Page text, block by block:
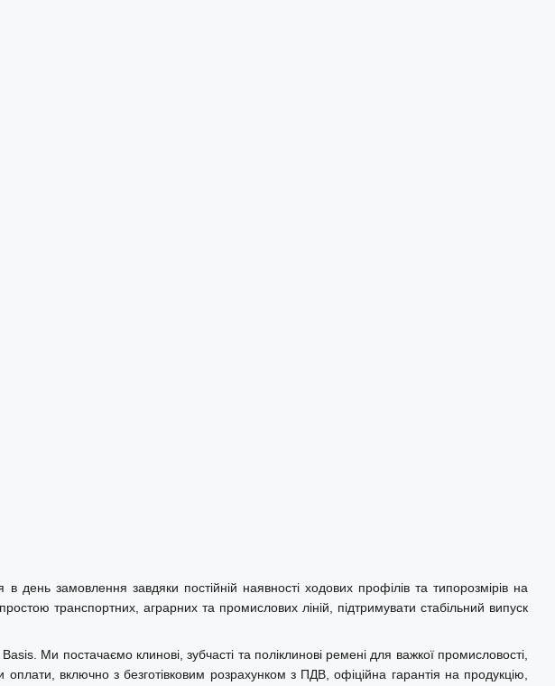
день замовлення завдяки постійній наявності ходових профілів та типорозмірів на
транспортних, аграрних та промислових ліній, підтримувати стабільний випуск
Ми постачаємо клинові, зубчасті та поліклинові ремені для важкої промисловості,
включно з безготівковим розрахунком з ПДВ, офіційна гарантія на продукцію,